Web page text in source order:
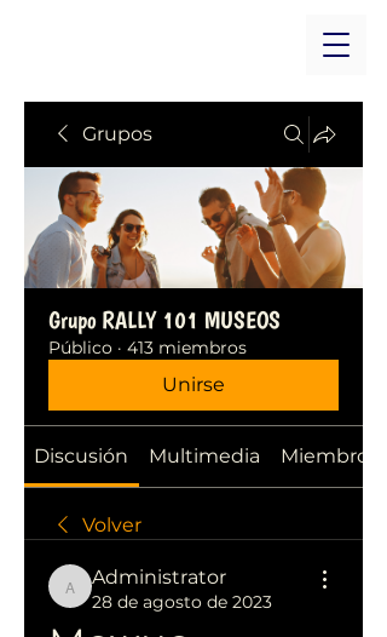
Grupos
Grupo RALLY 101 MUSEOS
Público · 413 miembros
Unirse
Discusión Multimedia Miembros
Volver
Administrator
Administrator
28 de agosto de 2023